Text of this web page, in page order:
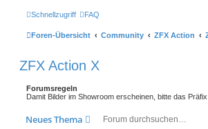
Schnellzugriff FAQ
Foren-Übersicht Community ZFX Action
ZFX Action X
Forumsregeln
Damit Bilder im Showroom erscheinen, bitte das
Neues Thema